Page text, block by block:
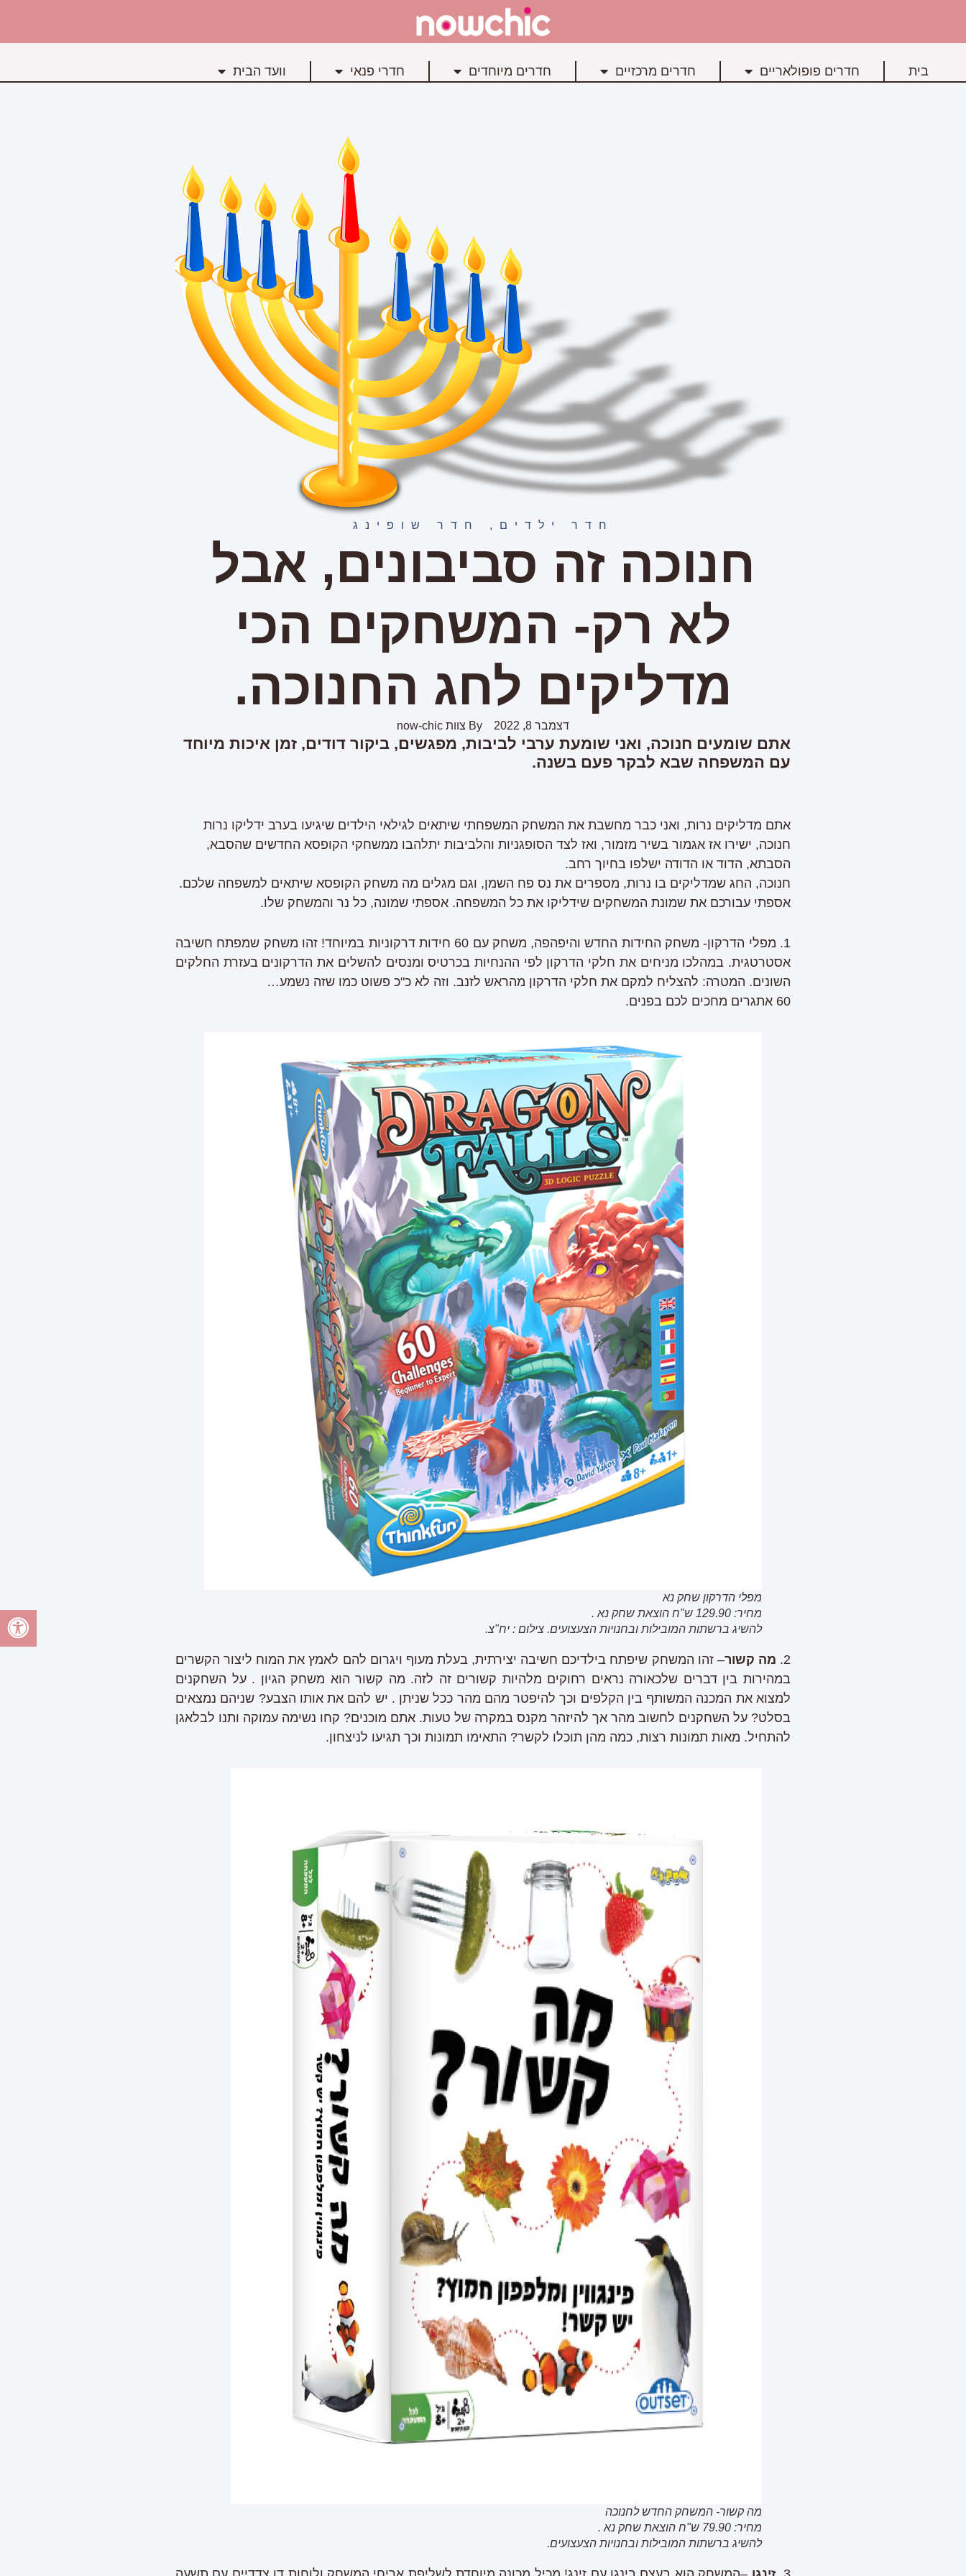
בית חדרים פופולאריים חדרים מרכזיים חדרים מיוחדים חדרי פנאי וועד הבית
חדר ילדים , חדר שופינג
חנוכה זה סביבונים, אבל
לא רק- המשחקים הכי
מדליקים לחג החנוכה.
דצמבר 8, 2022 By צוות now-chic
אתם שומעים חנוכה, ואני שומעת ערבי לביבות, מפגשים, ביקור דודים, זמן איכות מיוחד
עם המשפחה שבא לבקר פעם בשנה.
אתם מדליקים נרות, ואני כבר מחשבת את המשחק המשפחתי שיתאים לגילאי הילדים שיגיעו בערב ידליקו נרות
חנוכה, ישירו אז אגמור בשיר מזמור, ואז לצד הסופגניות והלביבות יתלהבו ממשחקי הקופסא החדשים שהסבא,
הסבתא, הדוד או הדודה ישלפו בחיוך רחב.
חנוכה, החג שמדליקים בו נרות, מספרים את נס פח השמן, וגם מגלים מה משחק הקופסא שיתאים למשפחה שלכם.
אספתי עבורכם את שמונת המשחקים שידליקו את כל המשפחה. אספתי שמונה, כל נר והמשחק שלו.
1. מפלי הדרקון- משחק החידות החדש והיפהפה, משחק עם 60 חידות דרקוניות במיוחד! זהו משחק שמפתח חשיבה
אסטרטגית. במהלכו מניחים את חלקי הדרקון לפי ההנחיות בכרטיס ומנסים להשלים את הדרקונים בעזרת החלקים
השונים. המטרה: להצליח למקם את חלקי הדרקון מהראש לזנב. וזה לא כ"כ פשוט כמו שזה נשמע…
60 אתגרים מחכים לכם בפנים.
מפלי הדרקון שחק נא
מחיר: 129.90 ש"ח הוצאת שחק נא .
להשיג ברשתות המובילות ובחנויות הצעצועים. צילום : יח"צ.
2. מה קשור– זהו המשחק שיפתח בילדיכם חשיבה יצירתית, בעלת מעוף ויגרום להם לאמץ את המוח ליצור הקשרים
במהירות בין דברים שלכאורה נראים רחוקים מלהיות קשורים זה לזה. מה קשור הוא משחק הגיון . על השחקנים
למצוא את המכנה המשותף בין הקלפים וכך להיפטר מהם מהר ככל שניתן . יש להם את אותו הצבע? שניהם נמצאים
בסלט? על השחקנים לחשוב מהר אך להיזהר מקנס במקרה של טעות. אתם מוכנים? קחו נשימה עמוקה ותנו לבלאגן
להתחיל. מאות תמונות רצות, כמה מהן תוכלו לקשר? התאימו תמונות וכך תגיעו לניצחון.
מה קשור- המשחק החדש לחנוכה
מחיר: 79.90 ש"ח הוצאת שחק נא .
להשיג ברשתות המובילות ובחנויות הצעצועים.